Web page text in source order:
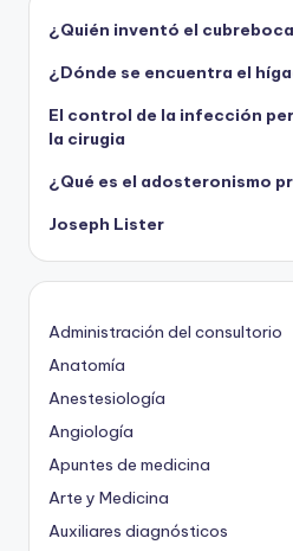
¿Quién inventó el
¿Dónde se encuentra el
El control de la infección
la cirugia
¿Qué es el adosteronismo
Joseph Lister
Administración del consultorio
Anatomía
Anestesiología
Angiología
Apuntes de medicina
Arte y Medicina
Auxiliares diagnósticos